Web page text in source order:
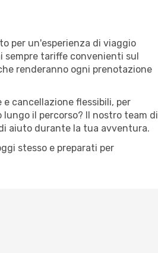
per un'esperienza di viaggio
sempre tariffe convenienti sul
renderanno ogni prenotazione
cancellazione flessibili, per
il percorso? Il nostro team di
aiuto durante la tua avventura.
stesso e preparati per